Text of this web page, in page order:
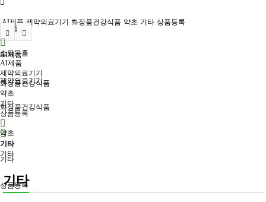
쇼핑몰홈
AI제품
제약의료기기
화장품건강식품
약초
기타
상품등록
AI제품 제약의료기기 화장품건강식품 약초 기타 상품등록
쇼핑몰홈
AI제품
제약의료기기
화장품건강식품
약초
기타
상품등록
기타
기타
기타